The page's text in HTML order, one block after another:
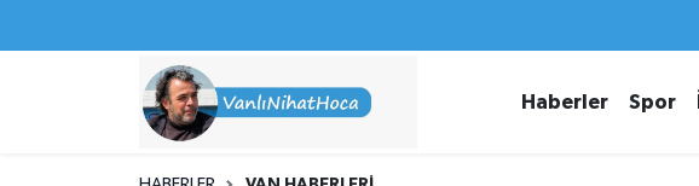
Haberler Spor
Haberler
İpekyolu Nöbetçi Eczaneler